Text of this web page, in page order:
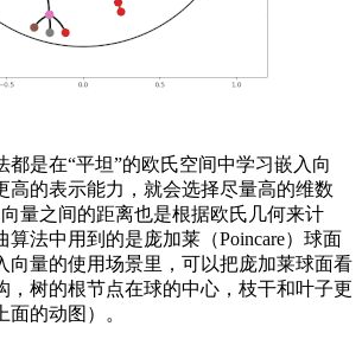
是在“平坦”的欧氏空间中学习嵌入向
高的表示能力，就会选择尽量高的维数
向量之间的距离也是根据欧氏几何来计
算法中用到的是庞加莱（Poincare）球面
向量的使用场景里，可以把庞加莱球面看
，树的根节点在球的中心，枝干和叶子更
的动图）。